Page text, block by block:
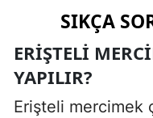
SIKÇA
ERIŞTELI
YAPILIR?
Erişteli mercimek